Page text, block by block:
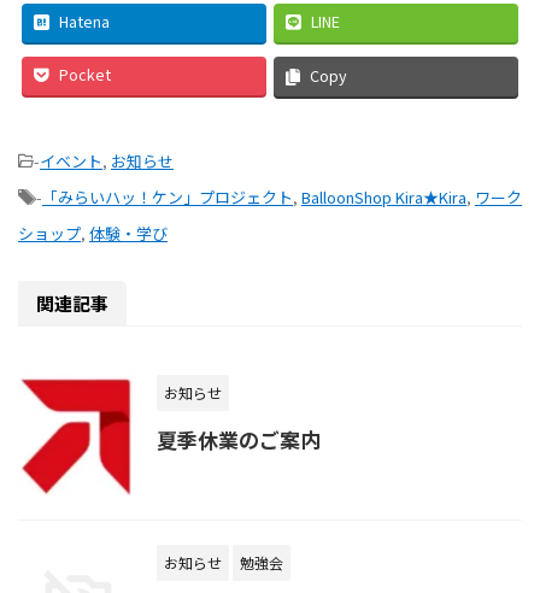
Hatena LINE
Pocket Copy
-イベント, お知らせ
- 「みらいハッ！ケン」プロジェクト, BalloonShop Kira★Kira, ワーク
ショップ, 体験・学び
関連記事
お知らせ
夏季休業のご案内
お知らせ 勉強会